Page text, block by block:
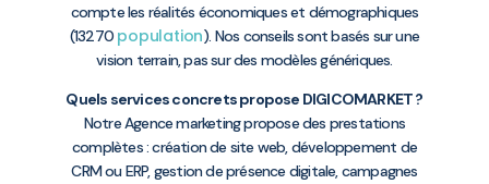
compte les réalités économiques et démographiques
(13270 population). Nos conseils sont basés sur une
vision terrain, pas sur des modèles génériques.
Quels services concrets propose DIGICOMARKET ?
Notre Agence marketing propose des prestations
complètes : création de site web, développement de
CRM ou ERP, gestion de présence digitale, campagnes